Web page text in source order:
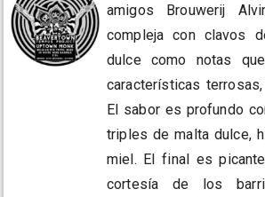
amigos Brouwerij
compleja con clavos
dulce como notas
características
El sabor es profundo
triples de malta dulce,
miel. El final es
cortesía de los